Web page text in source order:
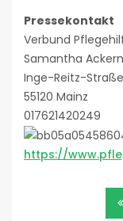
Pressekontakt
Verbund
Samantha
Inge-Reitz-
55120 Mainz
017621420249
https://